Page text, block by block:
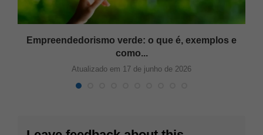
Empreendedorismo verde: o que é, exemplos e
como...
Atualizado em 17 de junho de 2026